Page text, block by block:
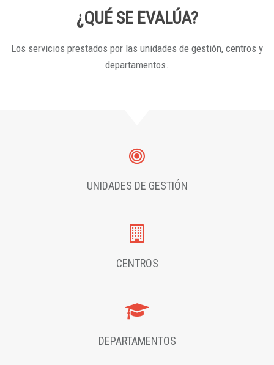
¿QUÉ SE EVALÚA?
Los servicios prestados por las unidades de gestión, centros y
departamentos.
UNIDADES DE GESTIÓN
CENTROS
DEPARTAMENTOS